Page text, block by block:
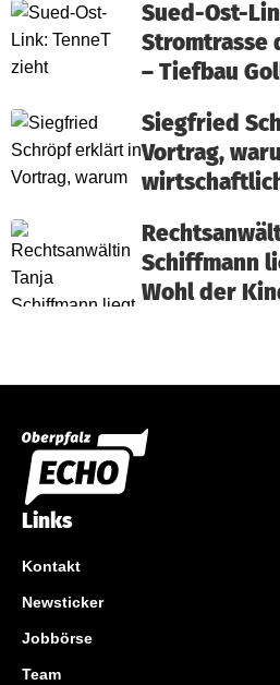
Sued-Ost-
Stromtrasse
– Tiefbau
Siegfried
Vortrag,
Schiffmann
Wohl der
Links
Kontakt
Newsticker
Jobbörse
Team